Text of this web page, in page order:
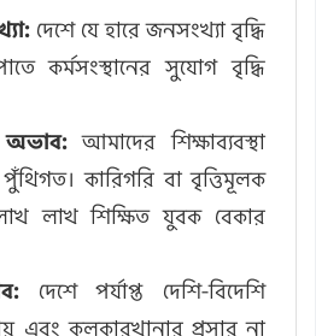
দেশে যে হারে জনসংখ্যা বৃদ্ধি
কর্মসংস্থানের সুযোগ বৃদ্ধি
অভাব:আমাদের শিক্ষাব্যবস্থা
কারিগরি বা বৃত্তিমূলক
লাখ শিক্ষিত যুবক বেকার
দেশে পর্যাপ্ত দেশি-বিদেশি
এবং কলকারখানার প্রসার না